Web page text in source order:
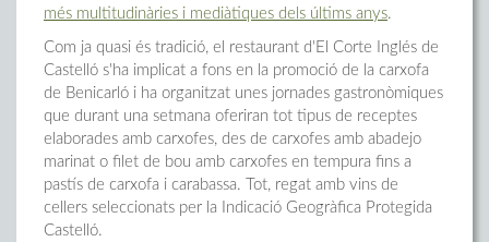
més multitudinàries i mediàtiques dels últims anys.
Com ja quasi és tradició, el restaurant d'El Corte Inglés de
Castelló s'ha implicat a fons en la promoció de la carxofa
de Benicarló i ha organitzat unes jornades gastronòmiques
que durant una setmana oferiran tot tipus de receptes
elaborades amb carxofes, des de carxofes amb abadejo
marinat o filet de bou amb carxofes en tempura fins a
pastís de carxofa i carabassa. Tot, regat amb vins de
cellers seleccionats per la Indicació Geogràfica Protegida
Castelló.